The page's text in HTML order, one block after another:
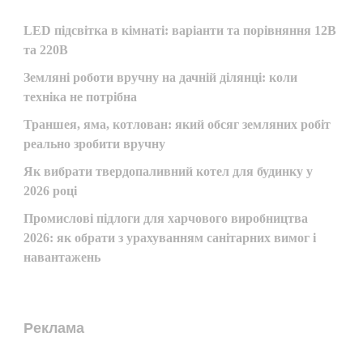
LED підсвітка в кімнаті: варіанти та порівняння 12В
та 220В
Земляні роботи вручну на дачній ділянці: коли
техніка не потрібна
Траншея, яма, котлован: який обсяг земляних робіт
реально зробити вручну
Як вибрати твердопаливний котел для будинку у
2026 році
Промислові підлоги для харчового виробництва
2026: як обрати з урахуванням санітарних вимог і
навантажень
Реклама